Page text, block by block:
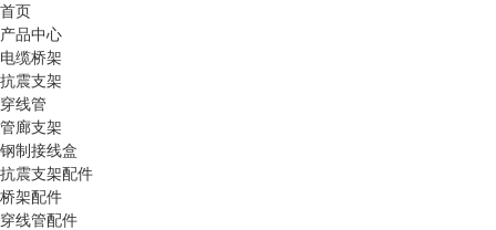
首页
产品中心
电缆桥架
抗震支架
穿线管
管廊支架
钢制接线盒
抗震支架配件
桥架配件
穿线管配件